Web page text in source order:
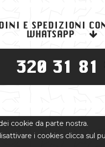
cookie da parte nostra.
i cookies clicca sul
E SPEDIZIONI
WHATSAPP
320 31 81